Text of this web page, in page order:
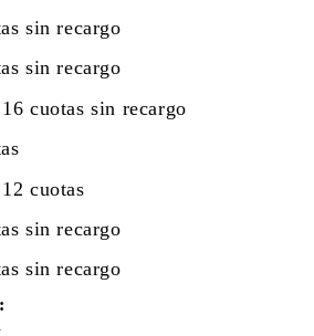
sin recargo
sin recargo
cuotas sin recargo
cuotas
sin recargo
sin recargo